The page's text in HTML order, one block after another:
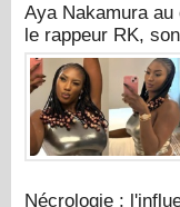
Aya Nakamura
le rappeur RK,
Nécrologie :